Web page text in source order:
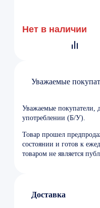
Нет в наличии
Уважаемые
Уважаемые покупатели,
употреблении (Б/У).
Товар прошел
состоянии и готов к
товаром не является
Доставка